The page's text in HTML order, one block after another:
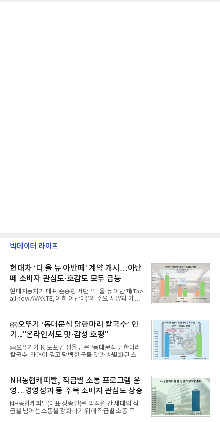
빅데이터 라이프
현대차 ‘디 올 뉴 아반떼’ 계약 개시…아반
떼 소비자 관심도·호감도 모두 급등
현대자동차가 대표 준중형 세단 ‘디 올 뉴 아반떼(The
all new AVANTE, 이하 아반떼)’의 주요 사양과 가격
떼는 6년 만에 선보이는 8세대 완전변경 모델로, ▲정
교한 선과 면을 중심으로 완성한 파격적인 디자인 ▲
과거 중형 세단 수준으로 확대된 차체 제원 ▲글로벌
최고 수준의 안전성 ▲성능과 효율을 동시에 높인 주
행 완성도 ▲첨단 편의 및 디지털 사양 적용 등을 통해
글로벌 준중형 세단의 새로운 기준을 세웠다.아반떼
는 가솔린 2.0과 1.6 하이브리드 두 가지 파워트레인
넘
㈜오뚜기 ‘동대문식 닭한마리 칼국수’ 인
기..."온라인서도 맛·감성 호평"
㈜오뚜기가 K-노포 감성을 담은 ‘동대문식 닭한마리
칼국수’ 라면이 깊고 담백한 국물 맛과 차별화된 스토
혔다.‘동대문식 닭한마리 칼국수’는 예상을 뛰어넘는
소비자 호응에 힘입어 지난 7월 13일 첫 선을 보인 지
단 18일 만에 누적 판매량 50만 개를 돌파하는 성과를
거두었다.이번 신제품은 개발진이 전국의 닭한마리
전문점을 직접 찾아 다니며 최적의 육수 비율을 완성
했다. 자극적이지 않으면서도 깊은 닭육수에 마늘의
개운한 풍미를 더했으며, 국물이 잘 배어들면서도 쫄
NH농협캐피탈, 직급별 소통 프로그램 운
영…경영성과 등 주목 소비자 관심도 상승
NH농협캐피탈(대표 장종환)은 임직원 간 세대와 직
급을 넘어선 소통을 강화하기 위해 직급별 소통 프로